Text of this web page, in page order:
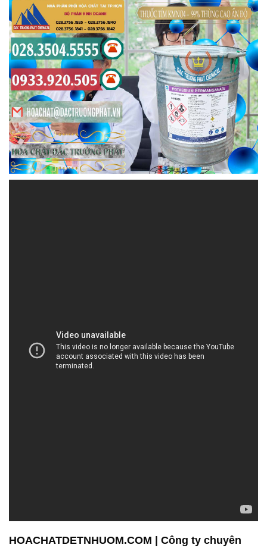
Công Ty Hóa Chất Đắc Trường Phát là một doanh
nghiệp hoạt động trong lĩnh vực bán và phân phối